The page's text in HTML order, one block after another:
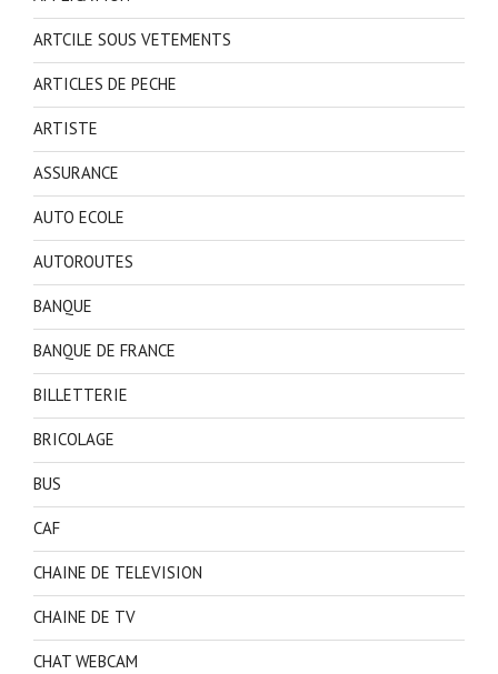
ARTCILE SOUS VETEMENTS
ARTICLES DE PECHE
ARTISTE
ASSURANCE
AUTO ECOLE
AUTOROUTES
BANQUE
BANQUE DE FRANCE
BILLETTERIE
BRICOLAGE
BUS
CAF
CHAINE DE TELEVISION
CHAINE DE TV
CHAT WEBCAM